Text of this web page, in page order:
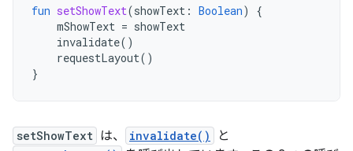
fun setShowText(showText : Boolean)
{
mShowText = showText
invalidate()
requestLayout()
}
setShowText は、 invalidate() と